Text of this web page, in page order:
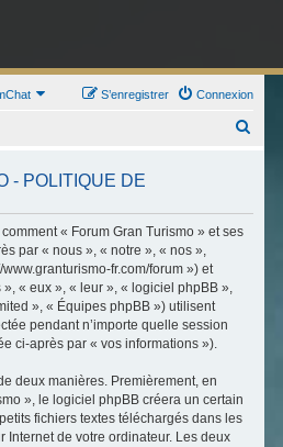
FORUM Connexion
S’enregistrer
- POLITIQUE DE
« Forum Gran Turismo » et ses
par « nous », « notre », « nos »,
fr.com/forum ») et
« eux », « leur », « logiciel phpBB »,
», « Équipes phpBB ») utilisent
pendant n’importe quelle session
ci-après par « vos informations »).
deux manières. Premièrement, en
», le logiciel phpBB créera un certain
fichiers textes téléchargés dans les
Internet de votre ordinateur. Les deux